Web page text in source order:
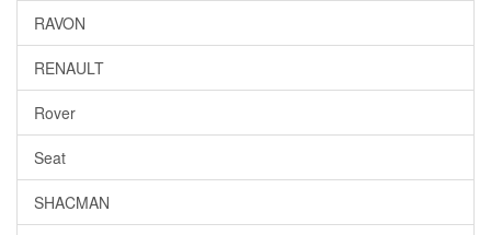
RAVON
RENAULT
Rover
Seat
SHACMAN